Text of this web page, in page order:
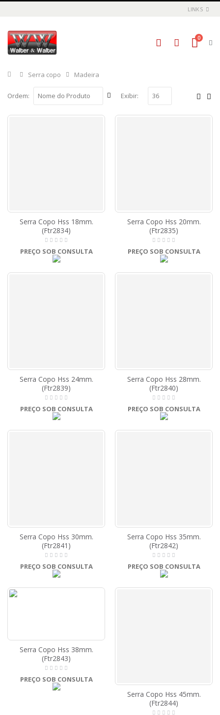
LINKS
0
Início
Serra copo Madeira
Ordem: Exibir:
Serra Copo Hss 18mm.
(Ftr2834)
PREÇO SOB CONSULTA
Serra Copo Hss 20mm.
(Ftr2835)
PREÇO SOB CONSULTA
Serra Copo Hss 24mm.
(Ftr2839)
PREÇO SOB CONSULTA
Serra Copo Hss 28mm.
(Ftr2840)
PREÇO SOB CONSULTA
Serra Copo Hss 30mm.
(Ftr2841)
PREÇO SOB CONSULTA
Serra Copo Hss 35mm.
(Ftr2842)
PREÇO SOB CONSULTA
Serra Copo Hss 38mm.
(Ftr2843)
PREÇO SOB CONSULTA
Serra Copo Hss 45mm.
(Ftr2844)